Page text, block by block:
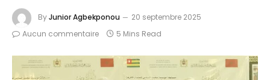
ByJunior Agbekponou
20 septembre 2025
Aucun commentaire
5 Mins Read